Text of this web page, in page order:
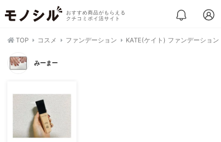
おすすめ商品がもらえる
クチコミポイ活サイト
TOP コスメ ファンデーション KATE(ケイト) ファンデーショ
みーまー